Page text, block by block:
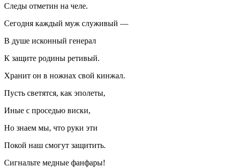
Следы отметин на челе.
Сегодня каждый муж служивый —
В душе исконный генерал
К защите родины ретивый.
Хранит он в ножнах свой кинжал.
Пусть светятся, как эполеты,
Иные с проседью виски,
Но знаем мы, что руки эти
Покой наш смогут защитить.
Сигнальте медные фанфары!